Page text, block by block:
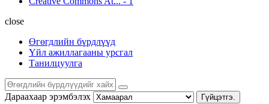
close
Өгөгдлийн бүрдлүүд
Үйл ажиллагааны урсгал
Танилцуулга
Дараахаар эрэмбэлэх Гүйцэтгэ.